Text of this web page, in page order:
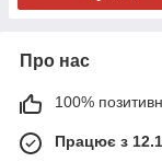
Про нас
100%
Працює з